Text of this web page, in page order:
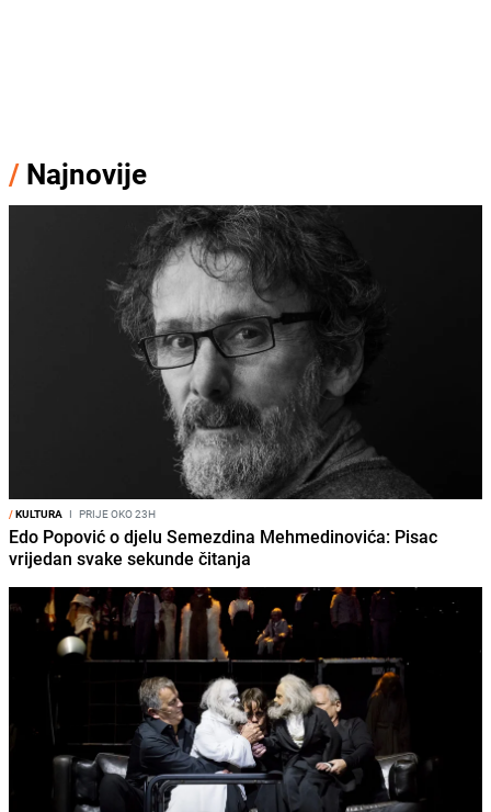
/ Najnovije
/KULTURA I PRIJE OKO 23H
Edo Popović o djelu Semezdina Mehmedinovića: Pisac
vrijedan svake sekunde čitanja